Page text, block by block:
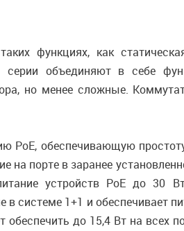
функциях, как
серии объединяют в себе
но менее сложные.
PoE, обеспечивающую
порте в заранее
устройств PoE до 30
системе 1+1 и обеспечивает
до 15,4 Вт на всех